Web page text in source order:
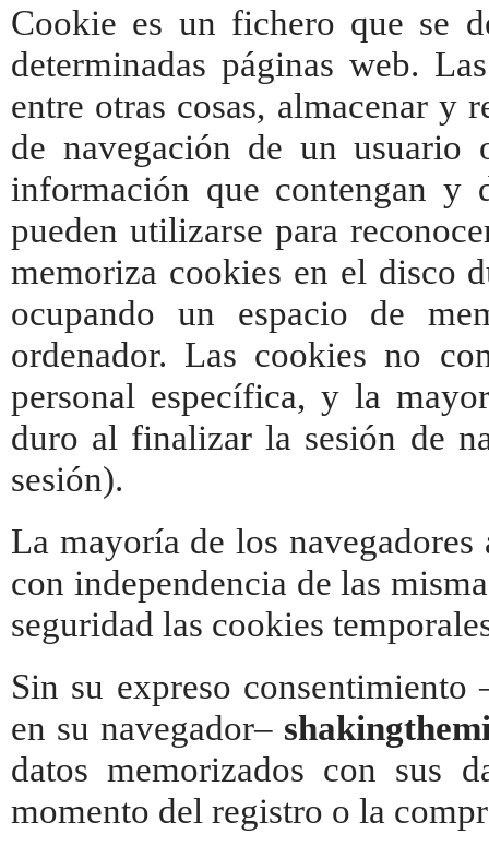
Cookie es un fichero que se
determinadas páginas web.
entre otras cosas, almacenar y
de navegación de un
información que contengan
pueden utilizarse para
memoriza cookies en el disco
ocupando un espacio de
ordenador. Las cookies no
personal específica, y la
duro al finalizar la sesión de
sesión).
La mayoría de los
con independencia de las
seguridad las cookies
Sin su expreso
en su navegador–
datos memorizados con sus
momento del registro o la